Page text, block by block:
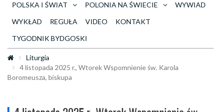
POLSKA I ŚWIAT
POLONIA NA ŚWIECIE
WYWIAD
WYKŁAD
REGUŁA VIDEO
KONTAKT
TYGODNIK BYDGOSKI
Liturgia
4 listopada 2025 r., Wtorek Wspomnienie św. Karola
Boromeusza, biskupa